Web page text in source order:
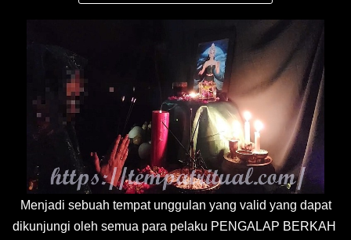
Menjadi sebuah tempat unggulan yang valid yang dapat
dikunjungi oleh semua para pelaku PENGALAP BERKAH